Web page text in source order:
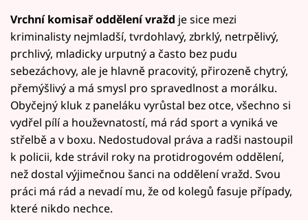
Vrchní komisař oddělení vražd je sice mezi
kriminalisty nejmladší, tvrdohlavý, zbrklý, netrpělivý,
prchlivý, mladicky urputný a často bez pudu
sebezáchovy, ale je hlavně pracovitý, přirozeně chytrý,
přemýšlivý a má smysl pro spravedlnost a morálku.
Obyčejný kluk z paneláku vyrůstal bez otce, všechno si
vydřel pílí a houževnatostí, má rád sport a vyniká ve
střelbě a v boxu. Nedostudoval práva a radši nastoupil
k policii, kde strávil roky na protidrogovém oddělení,
než dostal výjimečnou šanci na oddělení vražd. Svou
práci má rád a nevadí mu, že od kolegů fasuje případy,
které nikdo nechce.